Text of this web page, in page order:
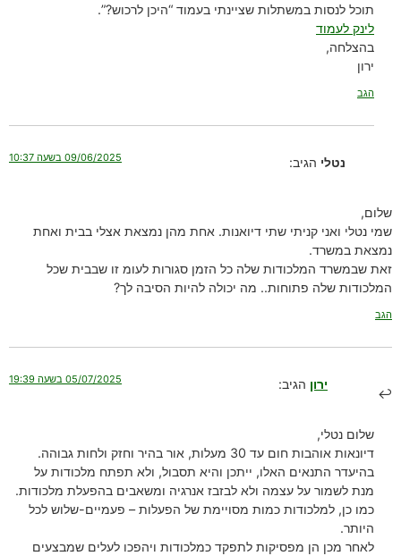
תוכל לנסות במשתלות שציינתי בעמוד “היכן לרכוש?”.
לינק לעמוד
בהצלחה,
ירון
הגב
נטלי הגיב: 09/06/2025 בשעה 10:37
שלום,
שמי נטלי ואני קניתי שתי דיואנות. אחת מהן נמצאת אצלי בבית ואחת
נמצאת במשרד.
זאת שבמשרד המלכודות שלה כל הזמן סגורות לעומ זו שבבית שכל
המלכודות שלה פתוחות.. מה יכולה להיות הסיבה לך?
הגב
ירון הגיב: 05/07/2025 בשעה 19:39
שלום נטלי,
דיונאות אוהבות חום עד 30 מעלות, אור בהיר וחזק ולחות גבוהה.
בהיעדר התנאים האלו, ייתכן והיא תסבול, ולא תפתח מלכודות על
מנת לשמור על עצמה ולא לבזבז אנרגיה ומשאבים בהפעלת מלכודות.
כמו כן, למלכודות כמות מסויימת של הפעלות – פעמיים-שלוש לכל
היותר.
לאחר מכן הן מפסיקות לתפקד כמלכודות ויהפכו לעלים שמבצעים